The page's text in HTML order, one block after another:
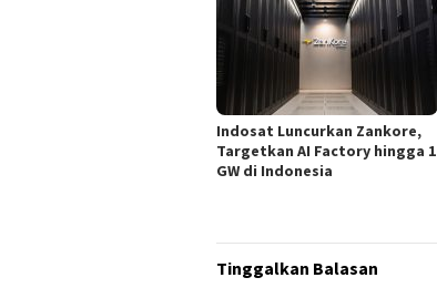
Indosat Luncurkan Zankore,
Targetkan AI Factory hingga 1
GW di Indonesia
Tinggalkan Balasan